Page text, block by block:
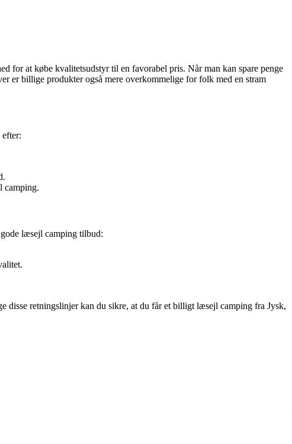
for at købe kvalitetsudstyr til en favorabel pris. Når man kan spare penge
er billige produkter også mere overkommelige for folk med en stram
camping.
læsejl camping tilbud:
disse retningslinjer kan du sikre, at du får et billigt læsejl camping fra Jysk,